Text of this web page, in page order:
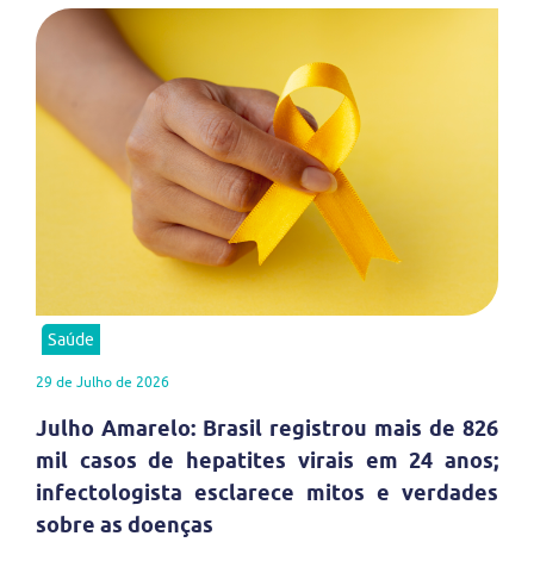
Saúde
29 de Julho de 2026
Julho Amarelo: Brasil registrou mais de 826
mil casos de hepatites virais em 24 anos;
infectologista esclarece mitos e verdades
sobre as doenças